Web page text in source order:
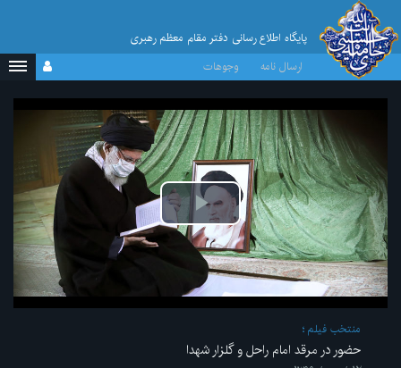
پایگاه اطلاع رسانی دفتر مقام معظم رهبری
ارسال نامه
وجوهات
پخش
ویدیو
منتخب فیلم
حضور در مرقد امام راحل و گلزار شهدا